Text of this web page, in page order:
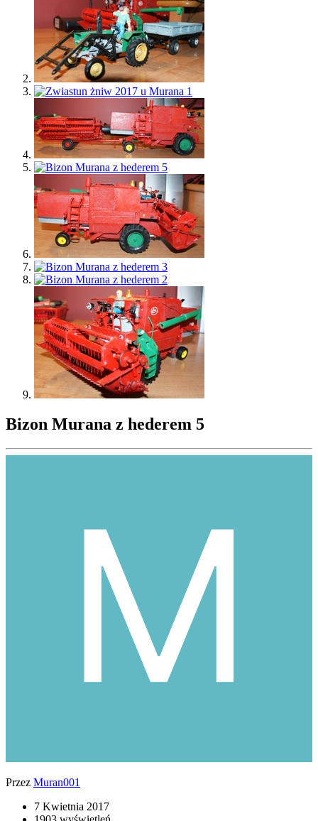
Bizon Murana z hederem 5
Przez Muran001
7 Kwietnia 2017